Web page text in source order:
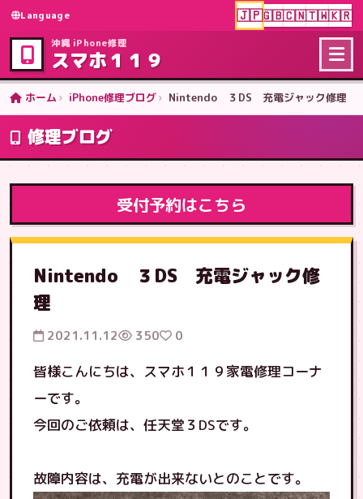
Language 🇯🇵🇬🇧🇨🇳🇹🇼🇰🇷
沖縄 iPhone修理
スマホ１１９
ホーム iPhone修理ブログ Nintendo ３DS 充電ジャック修理
修理ブログ
受付予約はこちら
Nintendo ３DS 充電ジャック修
理
2021.11.12 350 0
皆様こんにちは、スマホ１１９家電修理コーナ
ーです。
今回のご依頼は、任天堂３DSです。
故障内容は、充電が出来ないとのことです。